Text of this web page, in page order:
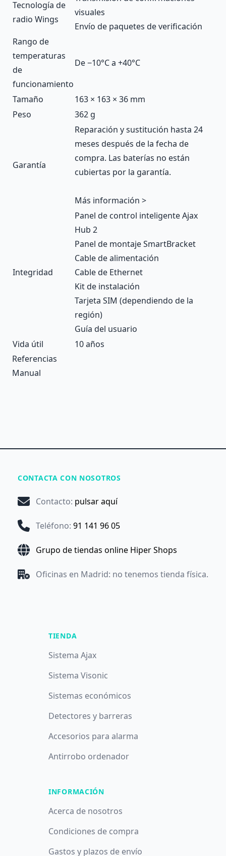
Tecnología de
radio Wings
visuales
Envío de paquetes de verificación
Rango de
temperaturas
de
funcionamiento
De −10°С a +40°С
Tamaño
163 × 163 × 36 mm
Peso
362 g
Garantía
Reparación y sustitución hasta 24
meses después de la fecha de
compra. Las baterías no están
cubiertas por la garantía.
Más información >
Integridad
Panel de control inteligente Ajax
Hub 2
Panel de montaje SmartBracket
Cable de alimentación
Cable de Ethernet
Kit de instalación
Tarjeta SIM (dependiendo de la
región)
Guía del usuario
Vida útil
10 años
Referencias
Manual
CONTACTA CON NOSOTROS
Contacto: pulsar aquí
Teléfono: 91 141 96 05
Grupo de tiendas online Hiper Shops
Oficinas en Madrid: no tenemos tienda física.
TIENDA
Sistema Ajax
Sistema Visonic
Sistemas económicos
Detectores y barreras
Accesorios para alarma
Antirrobo ordenador
INFORMACIÓN
Acerca de nosotros
Condiciones de compra
Gastos y plazos de envío